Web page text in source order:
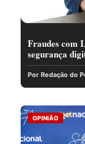
Fraudes com
segurança
Por Redação do
OPINIÃO